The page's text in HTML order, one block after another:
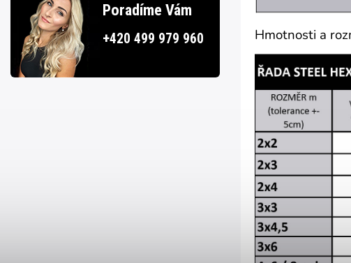
Poradíme Vám
+420 499 979 960 Hmotnosti a